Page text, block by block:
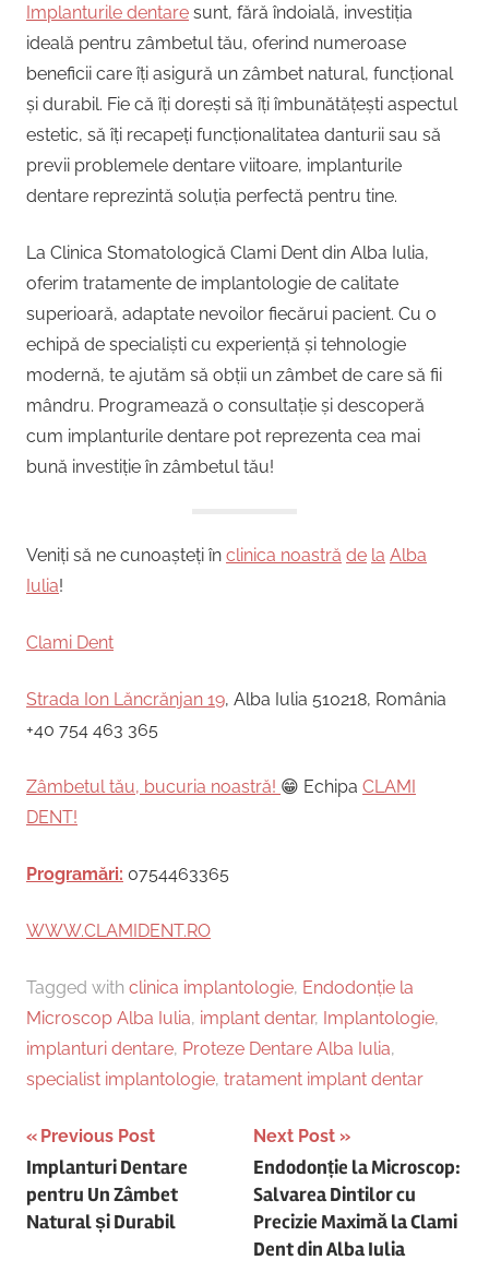
Implanturile dentare sunt, fără îndoială, investiția
ideală pentru zâmbetul tău, oferind numeroase
beneficii care îți asigură un zâmbet natural, funcțional
și durabil. Fie că îți dorești să îți îmbunătățești aspectul
estetic, să îți recapeți funcționalitatea danturii sau să
previi problemele dentare viitoare, implanturile
dentare reprezintă soluția perfectă pentru tine.
La Clinica Stomatologică Clami Dent din Alba Iulia,
oferim tratamente de implantologie de calitate
superioară, adaptate nevoilor fiecărui pacient. Cu o
echipă de specialiști cu experiență și tehnologie
modernă, te ajutăm să obții un zâmbet de care să fii
mândru. Programează o consultație și descoperă
cum implanturile dentare pot reprezenta cea mai
bună investiție în zâmbetul tău!
Veniți să ne cunoașteți în clinica noastră de la Alba
Iulia!
Clami Dent
Strada Ion Lăncrănjan 19, Alba Iulia 510218, România
+40 754 463 365
Zâmbetul tău, bucuria noastră! 😁 Echipa CLAMI
DENT!
Programări: 0754463365
WWW.CLAMIDENT.RO
Tagged with clinica implantologie, Endodonție la
Microscop Alba Iulia, implant dentar, Implantologie,
implanturi dentare, Proteze Dentare Alba Iulia,
specialist implantologie, tratament implant dentar
Post
navigation
Previous Post
Implanturi Dentare
pentru Un Zâmbet
Natural și Durabil
Next Post
Endodonție la Microscop:
Salvarea Dintilor cu
Precizie Maximă la Clami
Dent din Alba Iulia